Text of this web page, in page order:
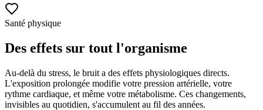
Santé physique
Des effets sur tout l'organisme
Au-delà du stress, le bruit a des effets physiologiques directs.
L'exposition prolongée modifie votre pression artérielle, votre
rythme cardiaque, et même votre métabolisme. Ces changements,
invisibles au quotidien, s'accumulent au fil des années.